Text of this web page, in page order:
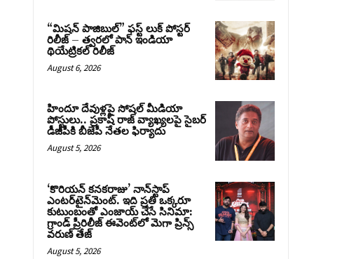
“మిషన్ పాజిబుల్” ఫస్ట్ లుక్ పోస్టర్
రిలీజ్ – త్వరలో పాన్ ఇండియా
థియేట్రికల్ రిలీజ్
August 6, 2026
హిందూ దేవుళ్లపై సోషల్ మీడియా
పోస్టులు.. ప్రకాష్ రాజ్ వ్యాఖ్యలపై సైబర్
డీజీపీకి బీజేపీ నేతల ఫిర్యాదు
August 5, 2026
‘కొరియన్ కనకరాజు’ నాన్‌స్టాప్
ఎంటర్‌టైన్‌మెంట్. ఇది ప్రతి ఒక్కరూ
కుటుంబంతో ఎంజాయ్ చేసే సినిమా:
గ్రాండ్ ప్రీరిలీజ్ ఈవెంట్‌లో మెగా ప్రిన్స్
వరుణ్ తేజ్
August 5, 2026